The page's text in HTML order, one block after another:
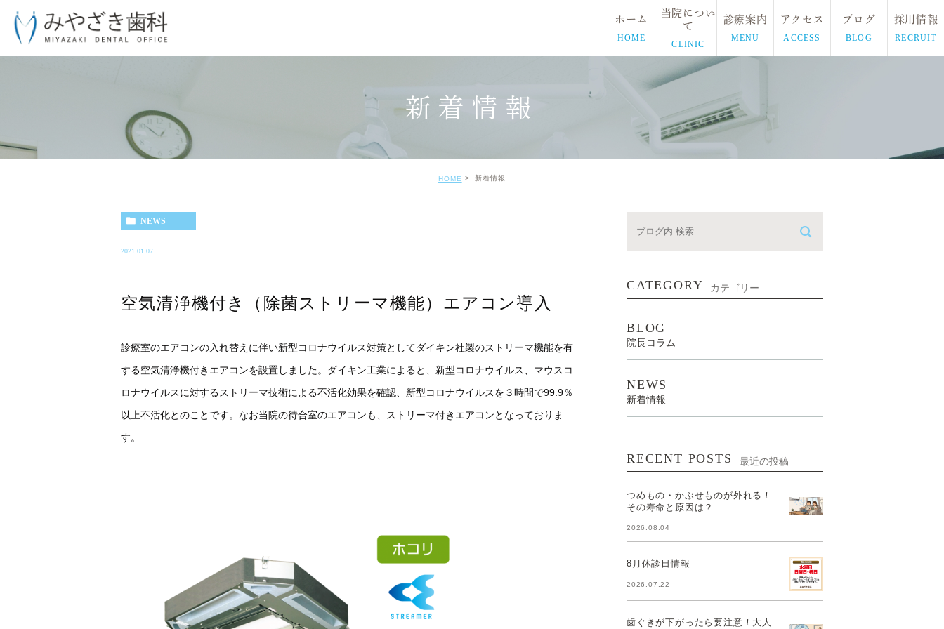
ホーム
HOME
当院につい
て
CLINIC
診療案内
MENU
アクセス
ACCESS
ブログ
BLOG
採用情報
RECRUIT
新着情報
HOME 新着情報
NEWS
2021.01.07
空気清浄機付き（除菌ストリーマ機能）エアコン導入
診療室のエアコンの入れ替えに伴い新型コロナウイルス対策としてダイキン社製のストリーマ機能を有
する空気清浄機付きエアコンを設置しました。ダイキン工業によると、新型コロナウイルス、マウスコ
ロナウイルスに対するストリーマ技術による不活化効果を確認、新型コロナウイルスを３時間で99.9％
以上不活化とのことです。なお当院の待合室のエアコンも、ストリーマ付きエアコンとなっておりま
す。
CATEGORY カテゴリー
BLOG
院長コラム
NEWS
新着情報
RECENT POSTS 最近の投稿
つめもの・かぶせものが外れる！
その寿命と原因は？
2026.08.04
8月休診日情報
2026.07.22
歯ぐきが下がったら要注意！大人